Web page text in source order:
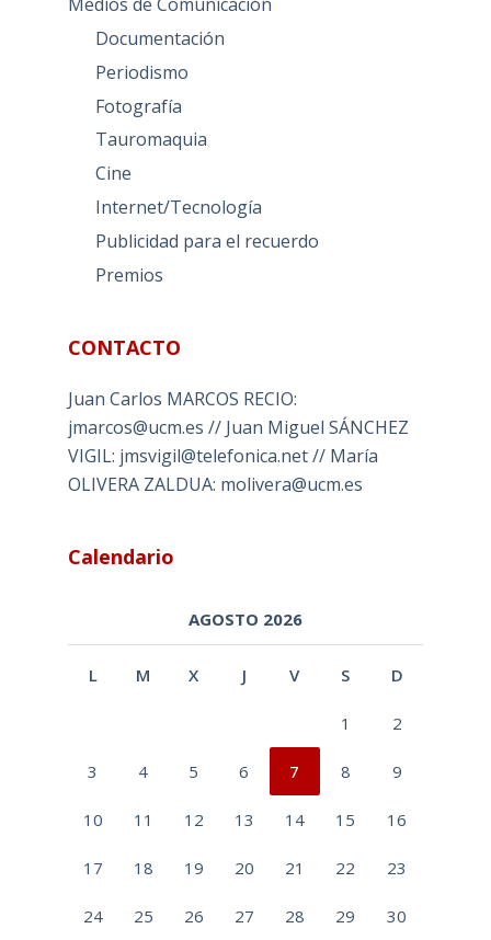
Documentación
Periodismo
Fotografía
Tauromaquia
Cine
Internet/Tecnología
Publicidad para el recuerdo
Premios
CONTACTO
Juan Carlos MARCOS RECIO:
jmarcos@ucm.es // Juan Miguel SÁNCHEZ
VIGIL: jmsvigil@telefonica.net // María
OLIVERA ZALDUA: molivera@ucm.es
Calendario
AGOSTO 2026
L M X J V S D
1 2
3 4 5 6 7 8 9
10 11 12 13 14 15 16
17 18 19 20 21 22 23
24 25 26 27 28 29 30